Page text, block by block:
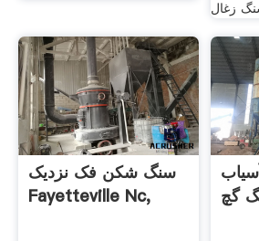
سنگ شکن فک نزدیک
Fayetteville Nc,
گچ